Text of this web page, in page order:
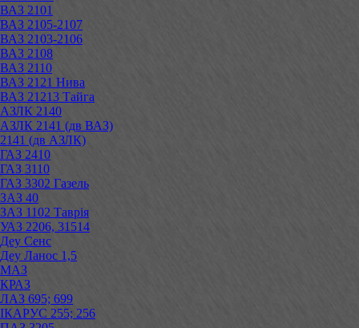
ВАЗ 2101
ВАЗ 2105-2107
ВАЗ 2103-2106
ВАЗ 2108
ВАЗ 2110
ВАЗ 2121 Нива
ВАЗ 21213 Тайга
АЗЛК 2140
АЗЛК 2141 (дв ВАЗ)
2141 (дв АЗЛК)
ГАЗ 2410
ГАЗ 3110
ГАЗ 3302 Газель
ЗАЗ 40
ЗАЗ 1102 Таврія
УАЗ 2206, 31514
Деу Сенс
Деу Ланос 1,5
МАЗ
КРАЗ
ЛАЗ 695; 699
ІКАРУС 255; 256